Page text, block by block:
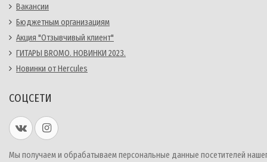
Вакансии
Бюджетным организациям
Акция "Отзывчивый клиент"
ГИТАРЫ BROMO. НОВИНКИ 2023.
Новинки от Hercules
СОЦСЕТИ
Мы получаем и обрабатываем персональные данные посетителей